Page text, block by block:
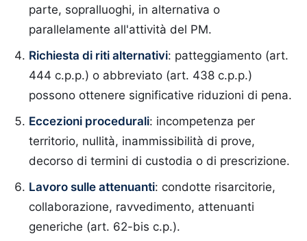
parte, sopralluoghi, in alternativa o
parallelamente all'attività del PM.
Richiesta di riti alternativi: patteggiamento (art.
444 c.p.p.) o abbreviato (art. 438 c.p.p.)
possono ottenere significative riduzioni di pena.
Eccezioni procedurali: incompetenza per
territorio, nullità, inammissibilità di prove,
decorso di termini di custodia o di prescrizione.
Lavoro sulle attenuanti: condotte risarcitorie,
collaborazione, ravvedimento, attenuanti
generiche (art. 62-bis c.p.).